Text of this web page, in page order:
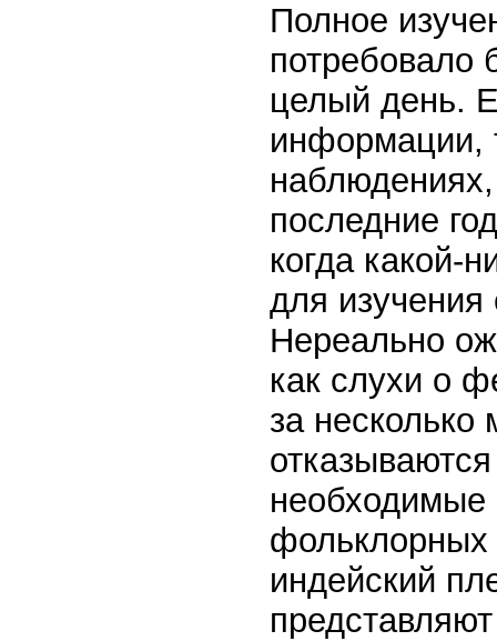
Полное
потребовало
целый день.
информации,
последние
когда какой-
для изучения
Нереально
как слухи о
за несколько
необходимые
фольклорных
индейский